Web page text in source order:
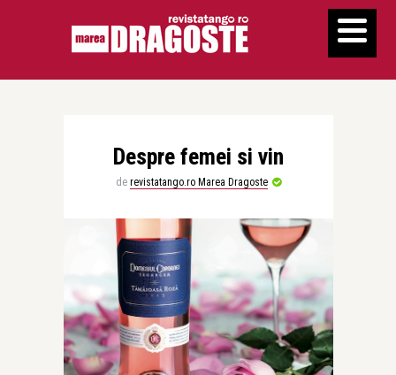
Despre femei si vin
de revistatango.ro Marea Dragoste